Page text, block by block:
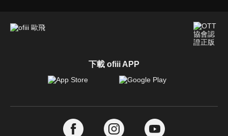
下載 ofiii APP